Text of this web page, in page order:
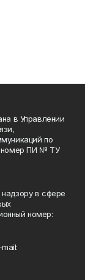
в Управлении
по
номер ПИ № ТУ
в сфере
номер: